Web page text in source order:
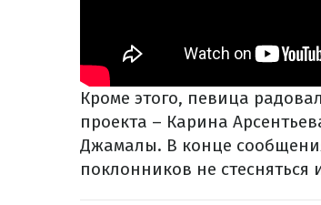
Кроме этого, певица
проекта – Карина
Джамалы. В конце
поклонников не